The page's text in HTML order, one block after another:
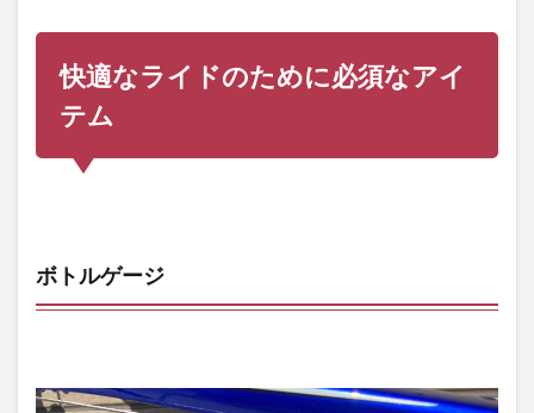
快適なライドのために必須なアイ
テム
ボトルゲージ